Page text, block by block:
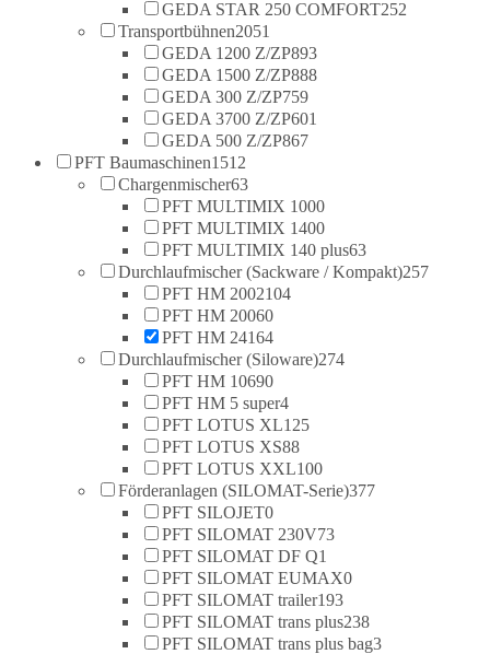
GEDA STAR 250 COMFORT252
Transportbühnen2051
GEDA 1200 Z/ZP893
GEDA 1500 Z/ZP888
GEDA 300 Z/ZP759
GEDA 3700 Z/ZP601
GEDA 500 Z/ZP867
PFT Baumaschinen1512
Chargenmischer63
PFT MULTIMIX 1000
PFT MULTIMIX 1400
PFT MULTIMIX 140 plus63
Durchlaufmischer (Sackware / Kompakt)257
PFT HM 2002104
PFT HM 20060
PFT HM 24164
Durchlaufmischer (Siloware)274
PFT HM 10690
PFT HM 5 super4
PFT LOTUS XL125
PFT LOTUS XS88
PFT LOTUS XXL100
Förderanlagen (SILOMAT-Serie)377
PFT SILOJET0
PFT SILOMAT 230V73
PFT SILOMAT DF Q1
PFT SILOMAT EUMAX0
PFT SILOMAT trailer193
PFT SILOMAT trans plus238
PFT SILOMAT trans plus bag3